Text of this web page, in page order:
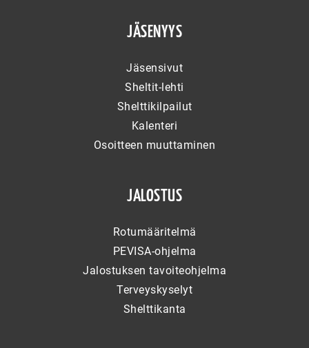
JÄSENYYS
Jäsensivut
Sheltit-lehti
Shelttikilpailut
Kalenteri
Osoitteen muuttaminen
JALOSTUS
Rotumääritelmä
PEVISA-ohjelma
Jalostuksen tavoiteohjelma
Terveyskyselyt
Shelttikanta